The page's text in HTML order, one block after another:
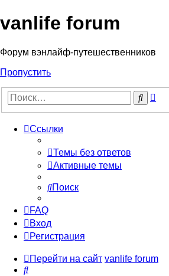
vanlife forum
Форум вэнлайф-путешественников
Пропустить
Поиск
Ссылки
Темы без ответов
Активные темы
Поиск
FAQ
Вход
Регистрация
Перейти на сайт vanlife forum
Поиск